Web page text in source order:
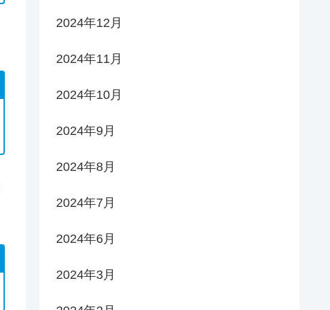
2024年12月
2024年11月
2024年10月
2024年9月
2024年8月
2024年7月
2024年6月
2024年3月